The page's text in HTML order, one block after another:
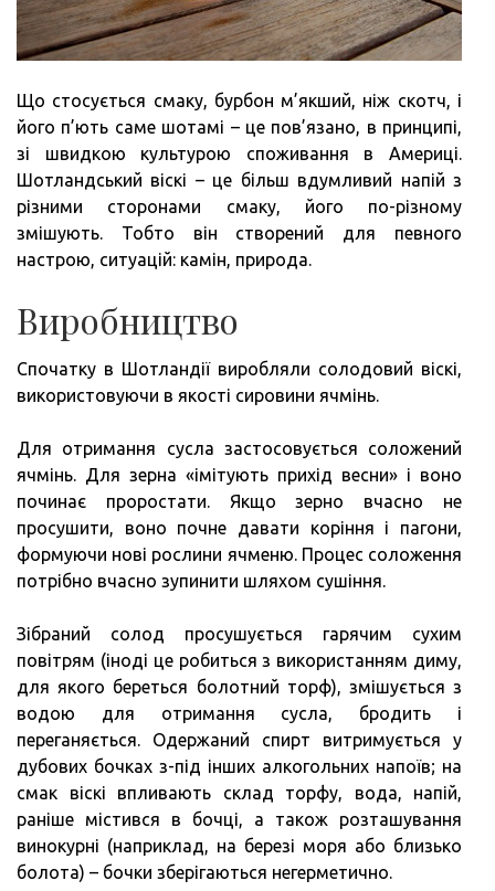
Що стосується смаку, бурбон м’якший, ніж скотч, і
його п’ють саме шотамі – це пов’язано, в принципі,
зі швидкою культурою споживання в Америці.
Шотландський віскі – це більш вдумливий напій з
різними сторонами смаку, його по-різному
змішують. Тобто він створений для певного
настрою, ситуацій: камін, природа.
Виробництво
Спочатку в Шотландії виробляли солодовий віскі,
використовуючи в якості сировини ячмінь.
Для отримання сусла застосовується соложений
ячмінь. Для зерна «імітують прихід весни» і воно
починає проростати. Якщо зерно вчасно не
просушити, воно почне давати коріння і пагони,
формуючи нові рослини ячменю. Процес соложення
потрібно вчасно зупинити шляхом сушіння.
Зібраний солод просушується гарячим сухим
повітрям (іноді це робиться з використанням диму,
для якого береться болотний торф), змішується з
водою для отримання сусла, бродить і
переганяється. Одержаний спирт витримується у
дубових бочках з-під інших алкогольних напоїв; на
смак віскі впливають склад торфу, вода, напій,
раніше містився в бочці, а також розташування
винокурні (наприклад, на березі моря або близько
болота) – бочки зберігаються негерметично.